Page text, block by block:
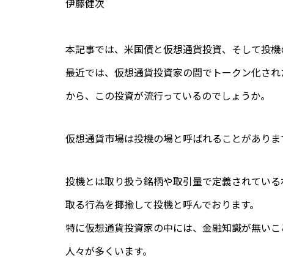
伊藤健次
本記事では、米国債と仮想通貨投資、そして投機
最近では、仮想通貨投資家の間でトークン化さ
から、この投資が流行っているのでしょうか。
仮想通貨市場は投機の場と呼ばれることがありま
投機とは取り扱う銘柄や取引量で定義されてい
取る行為を揶揄して投機と呼んでおります。
特に仮想通貨投資家の中には、金融知識が無い
人々が多くいます。